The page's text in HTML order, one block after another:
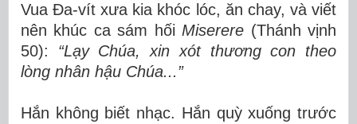
Vua Đa-vít xưa kia khóc lóc, ăn chay, và viết
nên khúc ca sám hối Miserere (Thánh vịnh
50): “Lạy Chúa, xin xót thương con theo
lòng nhân hậu Chúa...”
Hắn không biết nhạc. Hắn quỳ xuống trước